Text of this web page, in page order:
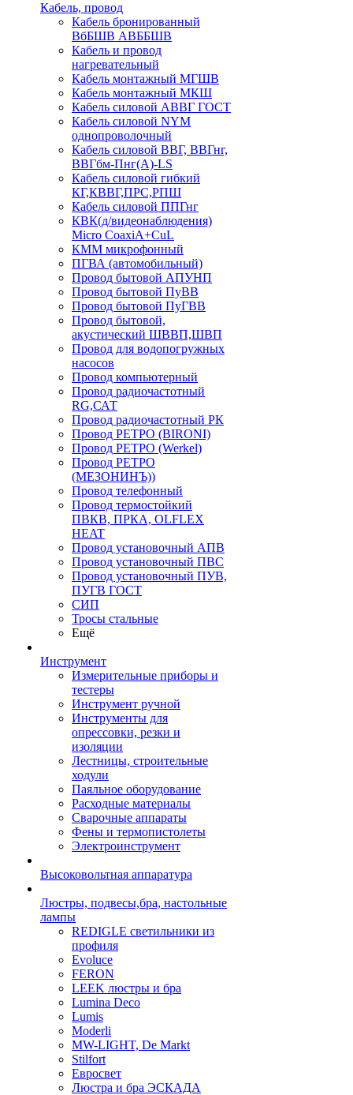
Кабель, провод
Кабель бронированный
ВбБШВ АВББШВ
Кабель и провод
нагревательный
Кабель монтажный МГШВ
Кабель монтажный МКШ
Кабель силовой АВВГ ГОСТ
Кабель силовой NYM
однопроволочный
Кабель силовой ВВГ, ВВГнг,
ВВГбм-Пнг(А)-LS
Кабель силовой гибкий
КГ,КВВГ,ПРС,РПШ
Кабель силовой ППГнг
КВК(д/видеонаблюдения)
Micro CoaxiA+CuL
КММ микрофонный
ПГВА (автомобильный)
Провод бытовой АПУНП
Провод бытовой ПуВВ
Провод бытовой ПуГВВ
Провод бытовой,
акустический ШВВП,ШВП
Провод для водопогружных
насосов
Провод компьютерный
Провод радиочастотный
RG,САТ
Провод радиочастотный РК
Провод РЕТРО (BIRONI)
Провод РЕТРО (Werkel)
Провод РЕТРО
(МЕЗОНИНЪ))
Провод телефонный
Провод термостойкий
ПВКВ, ПРКА, OLFLEX
HEAT
Провод установочный АПВ
Провод установочный ПВС
Провод установочный ПУВ,
ПУГВ ГОСТ
СИП
Тросы стальные
Ещё
Инструмент
Измерительные приборы и
тестеры
Инструмент ручной
Инструменты для
опрессовки, резки и
изоляции
Лестницы, строительные
ходули
Паяльное оборудование
Расходные материалы
Сварочные аппараты
Фены и термопистолеты
Электроинструмент
Высоковольтная аппаратура
Люстры, подвесы,бра, настольные
лампы
REDIGLE светильники из
профиля
Evoluce
FERON
LEEK люстры и бра
Lumina Deco
Lumis
Moderli
MW-LIGHT, De Markt
Stilfort
Евросвет
Люстра и бра ЭСКАДА